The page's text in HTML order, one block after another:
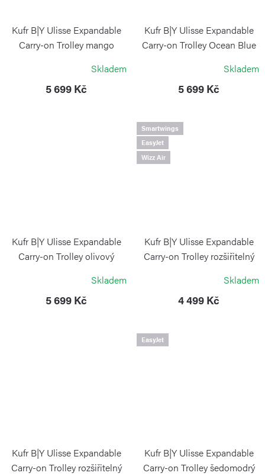
Kufr B|Y Ulisse Expandable
Carry-on Trolley mango
Skladem
5 699 Kč
Kufr B|Y Ulisse Expandable
Carry-on Trolley Ocean Blue
Skladem
5 699 Kč
Kufr B|Y Ulisse Expandable
Carry-on Trolley olivový
Skladem
5 699 Kč
Smartwings
EasyJet
Wizz Air
Kufr B|Y Ulisse Expandable
Carry-on Trolley rozšiřitelný
Skladem
4 499 Kč
Kufr B|Y Ulisse Expandable
Carry-on Trolley rozšiřitelný
EasyJet
Kufr B|Y Ulisse Expandable
Carry-on Trolley šedomodrý